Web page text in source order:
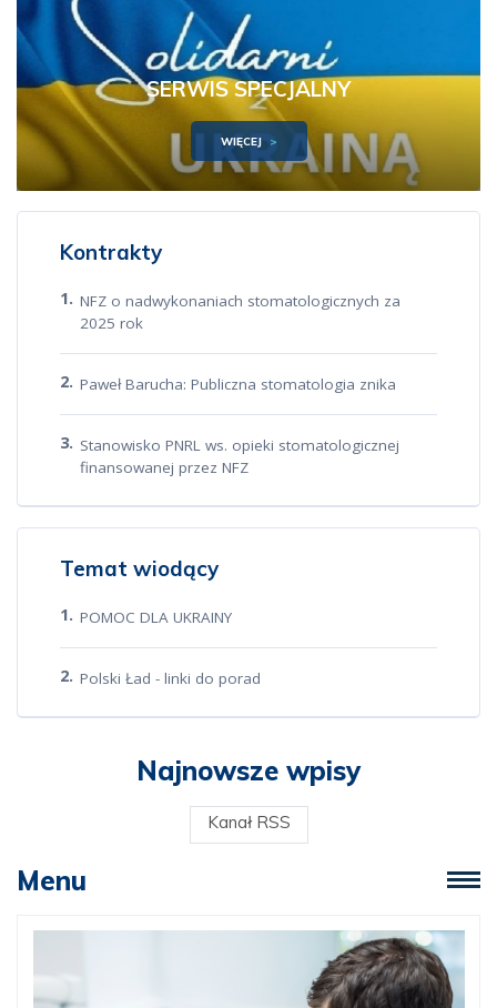
SERWIS SPECJALNY
WIĘCEJ
Kontrakty
NFZ o nadwykonaniach stomatologicznych za
2025 rok
Paweł Barucha: Publiczna stomatologia znika
Stanowisko PNRL ws. opieki stomatologicznej
finansowanej przez NFZ
Temat wiodący
POMOC DLA UKRAINY
Polski Ład - linki do porad
Najnowsze wpisy
Kanał RSS
Menu